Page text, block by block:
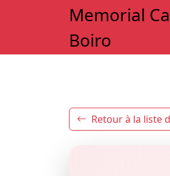
Memorial
Boiro
Retour à la liste